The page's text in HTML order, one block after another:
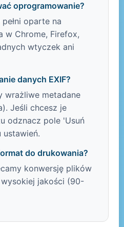
oprogramowanie?
oparte na
w Chrome, Firefox,
wtyczek ani
danych EXIF?
wrażliwe metadane
Jeśli chcesz je
odznacz pole 'Usuń
ustawień.
do drukowania?
konwersję plików
jakości (90-